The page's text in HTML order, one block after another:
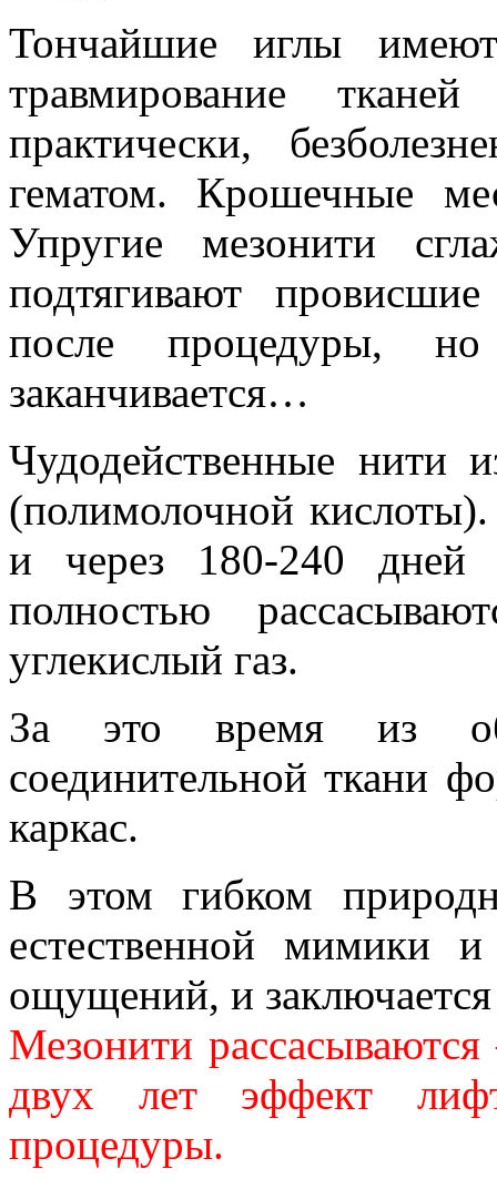
Тончайшие иглы
травмирование
практически,
гематом. Крошечные
Упругие мезонити
подтягивают
после процедуры,
заканчивается…
Чудодейственные нити
(полимолочной
и через 180-240 дней
полностью
углекислый газ.
За это время из
соединительной ткани
каркас.
В этом гибком
естественной мимики
ощущений, и
Мезонити рассасываются
двух лет эффект
процедуры.